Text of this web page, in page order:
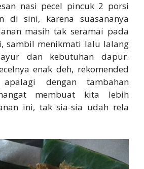
nasi pecel pincuk 2 porsi
di sini, karena suasananya
masih tak seramai pada
sambil menikmati lalu lalang
dan kebutuhan dapur.
enak deh, rekomended
dengan tambahan
membuat kita lebih
ini, tak sia-sia udah rela